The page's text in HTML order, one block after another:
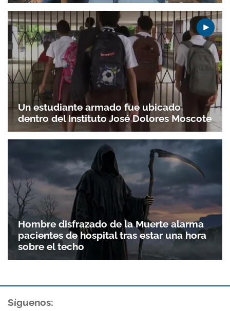
ACEPTAR
Un estudiante armado fue ubicado
dentro del Instituto José Dolores Moscote
Hombre disfrazado de la Muerte alarma
pacientes de hospital tras estar una hora
sobre el techo
Síguenos: